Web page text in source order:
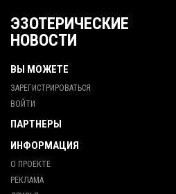
ЭЗОТЕРИЧЕСКИЕ
НОВОСТИ
ВЫ МОЖЕТЕ
ЗАРЕГИСТРИРОВАТЬСЯ
ВОЙТИ
ПАРТНЕРЫ
ИНФОРМАЦИЯ
О ПРОЕКТЕ
РЕКЛАМА